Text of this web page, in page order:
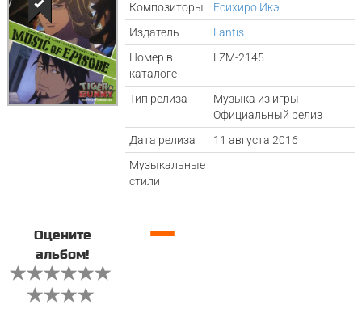
Композиторы
Ёсихиро Икэ
Издатель
Lantis
Номер в
каталоге
LZM-2145
Тип релиза
Музыка из игры -
Официальный релиз
Дата релиза
11 августа 2016
Музыкальные
стили
Оцените
альбом!
—